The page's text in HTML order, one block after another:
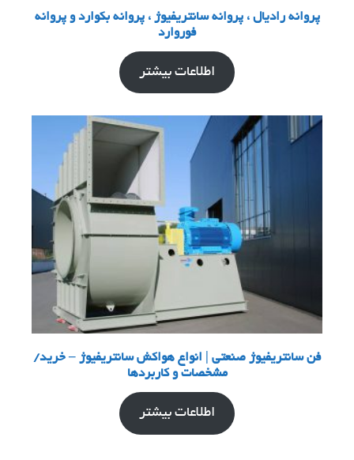
پروانه رادیال ، پروانه سانتریفیوژ ، پروانه بکوارد و پروانه
فوروارد
اطلاعات بیشتر
فن سانتریفیوژ صنعتی | انواع هواکش سانتریفیوژ – خرید/
مشخصات و کاربردها
اطلاعات بیشتر